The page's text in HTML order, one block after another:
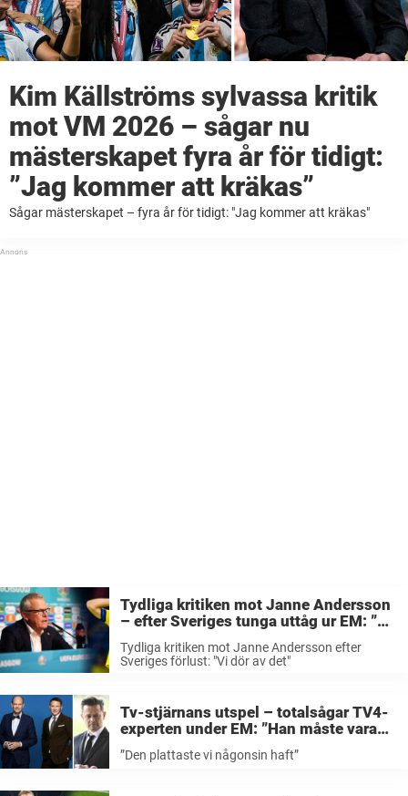
Kim Källströms sylvassa kritik
mot VM 2026 – sågar nu
mästerskapet fyra år för tidigt:
”Jag kommer att kräkas”
Sågar mästerskapet – fyra år för tidigt: "Jag kommer att kräkas"
Tydliga kritiken mot Janne Andersson
– efter Sveriges tunga uttåg ur EM: ”Vi
Tydliga kritiken mot Janne Andersson efter
Sveriges förlust: "Vi dör av det"
Tv-stjärnans utspel – totalsågar TV4-
experten under EM: ”Han måste vara
den plattaste vi någonsin haft”
”Den plattaste vi någonsin haft”